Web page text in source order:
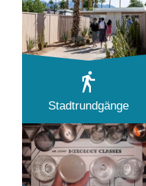
Stadtrundgänge